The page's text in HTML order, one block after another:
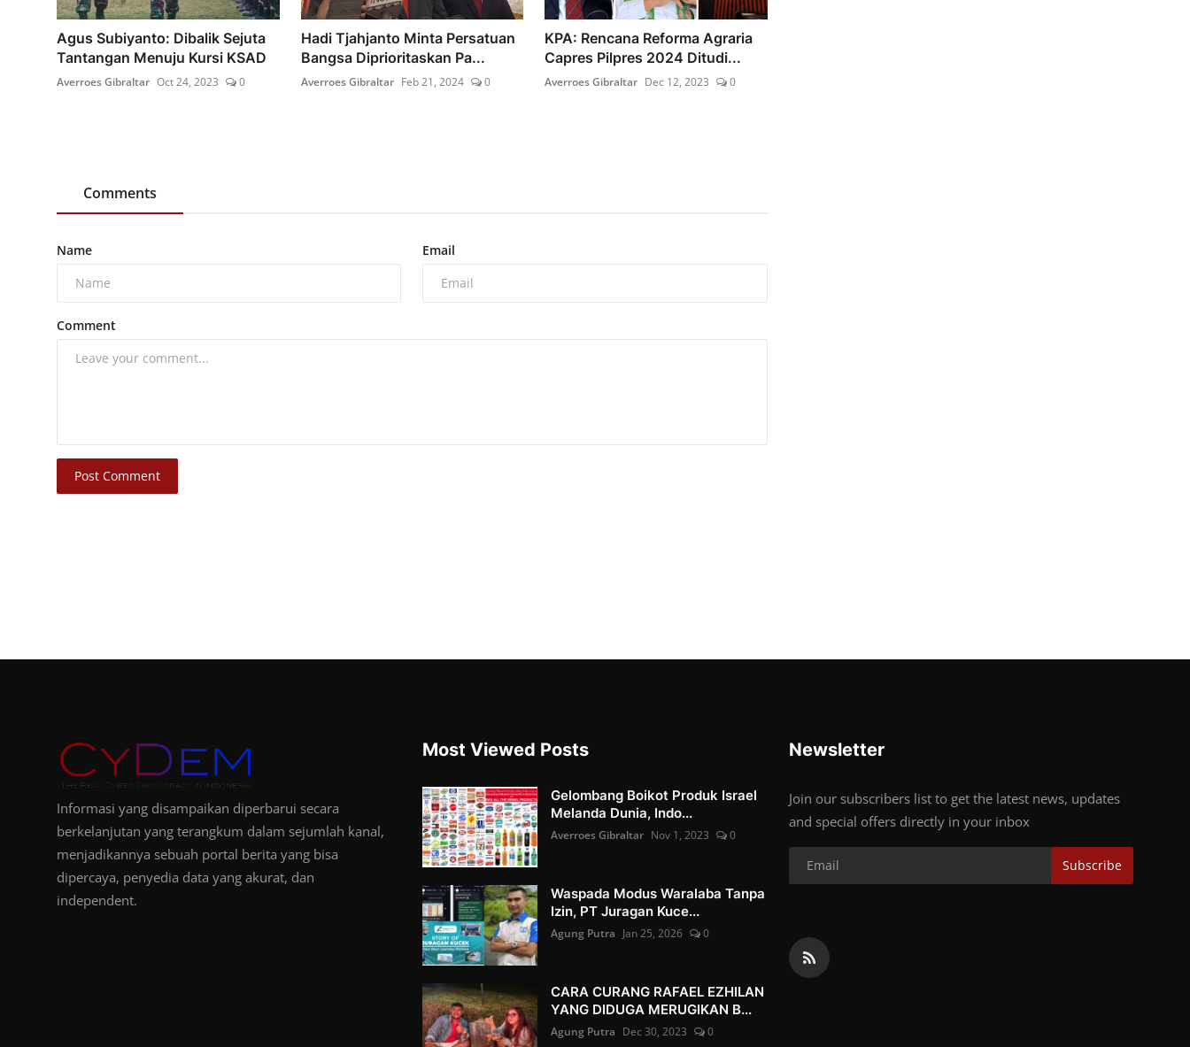
Agus Subiyanto: Dibalik Sejuta
Tantangan Menuju Kursi KSAD
Averroes Gibraltar Oct 24, 2023 0
Hadi Tjahjanto Minta Persatuan
Bangsa Diprioritaskan Pa...
Averroes Gibraltar Feb 21, 2024 0
KPA: Rencana Reforma Agraria
Capres Pilpres 2024 Ditudi...
Averroes Gibraltar Dec 12, 2023 0
Comments
Name Email
Comment
Post Comment
Informasi yang disampaikan diperbarui secara
berkelanjutan yang terangkum dalam sejumlah kanal,
menjadikannya sebuah portal berita yang bisa
dipercaya, penyedia data yang akurat, dan
independent.
Most Viewed Posts
Gelombang Boikot Produk Israel
Melanda Dunia, Indo...
Averroes Gibraltar Nov 1, 2023 0
Waspada Modus Waralaba Tanpa
Izin, PT Juragan Kuce...
Agung Putra Jan 25, 2026 0
CARA CURANG RAFAEL EZHILAN
YANG DIDUGA MERUGIKAN B...
Agung Putra Dec 30, 2023 0
Newsletter
Join our subscribers list to get the latest news, updates
and special offers directly in your inbox
Subscribe